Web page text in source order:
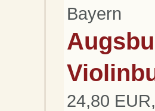
Bayern
24,80